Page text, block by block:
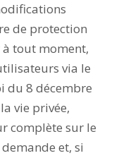
de protection
tout moment,
via le
8 décembre
vie privée,
complète sur le
et, si